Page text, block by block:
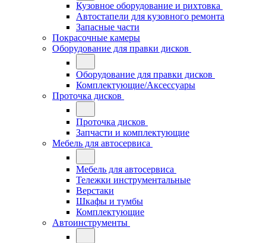
Кузовное оборудование и рихтовка
Автостапели для кузовного ремонта
Запасные части
Покрасочные камеры
Оборудование для правки дисков
Оборудование для правки дисков
Комплектующие/Аксессуары
Проточка дисков
Проточка дисков
Запчасти и комплектующие
Мебель для автосервиса
Мебель для автосервиса
Тележки инструментальные
Верстаки
Шкафы и тумбы
Комплектующие
Автоинструменты